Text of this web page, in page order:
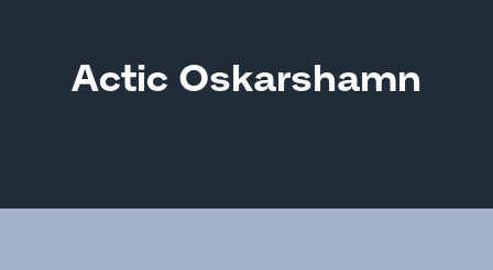
Actic Oskarshamn